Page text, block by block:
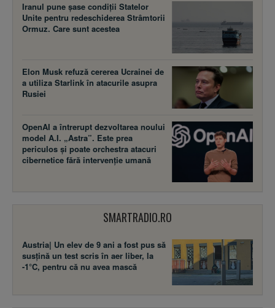
Iranul pune șase condiții Statelor
Unite pentru redeschiderea Strâmtorii
Ormuz. Care sunt acestea
Elon Musk refuză cererea Ucrainei de
a utiliza Starlink în atacurile asupra
Rusiei
OpenAI a întrerupt dezvoltarea noului
model A.I. „Astra”. Este prea
periculos și poate orchestra atacuri
cibernetice fără intervenție umană
SMARTRADIO.RO
Austria| Un elev de 9 ani a fost pus să
susţină un test scris în aer liber, la
-1°C, pentru că nu avea mască